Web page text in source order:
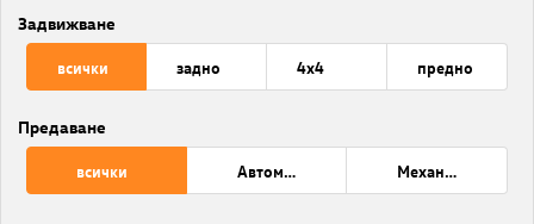
Задвижване
всички задно 4x4 предно
Предаване
всички Автоматик Механична трансмисия